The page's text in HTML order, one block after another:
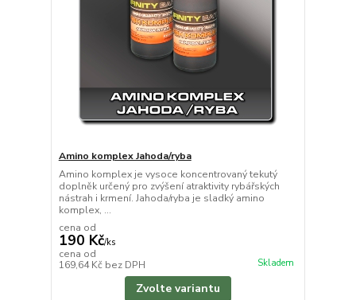
Amino komplex Jahoda/ryba
Amino komplex je vysoce koncentrovaný tekutý
doplněk určený pro zvýšení atraktivity rybářských
nástrah i krmení. Jahoda/ryba je sladký amino
komplex, ...
cena od
190 Kč/ks
cena od
169,64 Kč bez DPH Skladem
Zvolte variantu